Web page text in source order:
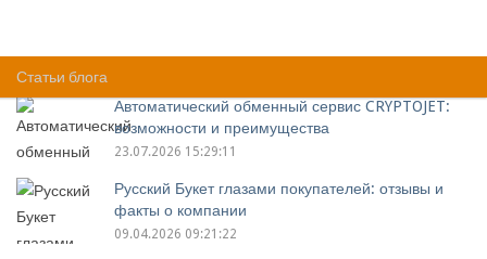
Статьи блога
Автоматический обменный сервис CRYPTOJET:
возможности и преимущества
23.07.2026 15:29:11
Русский Букет глазами покупателей: отзывы и
факты о компании
09.04.2026 09:21:22